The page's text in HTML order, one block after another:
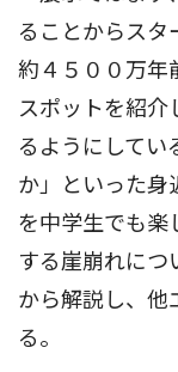
ることからスタ
約４５００万年
スポットを紹
るようにしてい
か」といった身
を中学生でも楽
する崖崩れにつ
から解説し、他
る。